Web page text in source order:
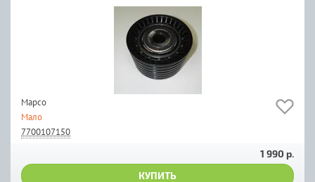
Mapco
Мало
7700107150
1 990 р.
КУПИТЬ